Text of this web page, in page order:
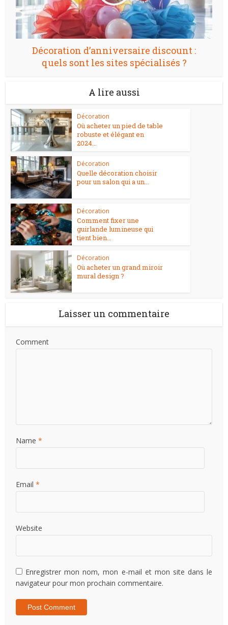
Décoration d’anniversaire discount :
quels sont les sites spécialisés ?
A lire aussi
Décoration
Où acheter un pied de table
robuste et élégant en
2024...
Décoration
Quelle décoration choisir
pour un salon qui a un...
Décoration
Comment fixer une
guirlande lumineuse qui
tient bien...
Décoration
Où acheter un grand miroir
mural design ?
Laisser un commentaire
Comment
Name *
Email *
Website
Enregistrer mon nom, mon e-mail et mon site dans le
navigateur pour mon prochain commentaire.